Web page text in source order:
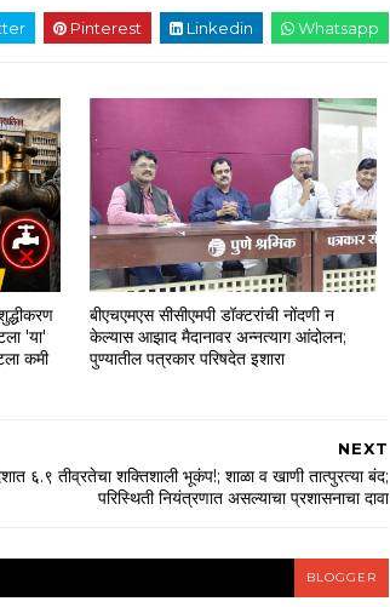
Pinterest Linkedin Whatsapp
'या'
कमी
बीएचएमएस सीसीएमपी डॉक्टरांची नोंदणी न
केल्यास आझाद मैदानावर अन्नत्याग आंदोलन;
पुण्यातील पत्रकार परिषदेत इशारा
NEXT
६.९ तीव्रतेचा शक्तिशाली भूकंप!; शाळा व खाणी तात्पुरत्या बंद;
परिस्थिती नियंत्रणात असल्याचा प्रशासनाचा दावा
BLOGGER